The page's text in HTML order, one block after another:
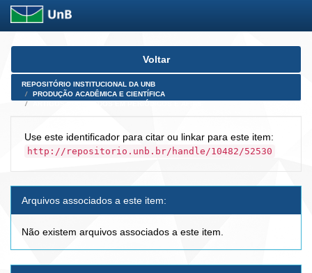
Skip
Voltar
REPOSITÓRIO INSTITUCIONAL DA UNB
PRODUÇÃO ACADÊMICA E CIENTÍFICA
Use este identificador para citar ou linkar para este item:
http://repositorio.unb.br/handle/10482/52530
Arquivos associados a este item:
Não existem arquivos associados a este item.